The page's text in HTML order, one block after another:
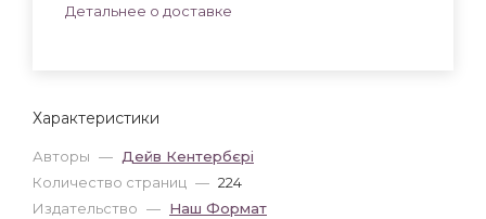
Характеристики
Авторы — Дейв Кентербєрі
Количество страниц — 224
Издательство — Наш Формат
Детальнее о доставке